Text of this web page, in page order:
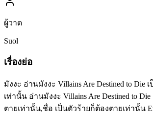
ผู้วาด
Suol
เรื่องย่อ
มังงะ อ่านมังงะ Villains Are Destined to Die
เท่านั้น อ่านมังงะ Villains Are Destined to
ตายเท่านั้น,ชื่อ เป็นตัวร้ายก็ต้องตายเท่านั้น